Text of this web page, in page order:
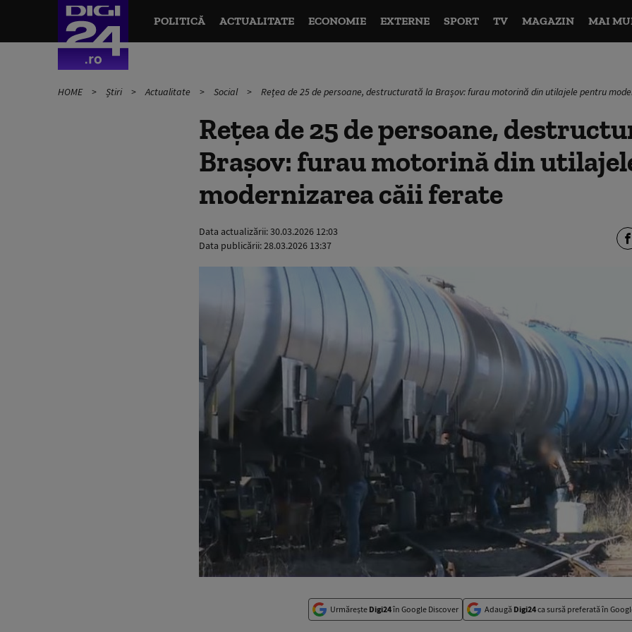
POLITICĂ ACTUALITATE ECONOMIE EXTERNE SPORT TV MAGAZIN MAI
HOME Știri Actualitate Social Rețea de 25 de persoane, destructurată la Brașov: furau motorină din utilajele pentru
Rețea de 25 de persoane,
Brașov: furau motorină din
modernizarea căii ferate
Data actualizării:30.03.2026 12:03
Data publicării:28.03.2026 13:37
Urmărește Digi24în Google Discover Adaugă Digi24ca sursă preferată în